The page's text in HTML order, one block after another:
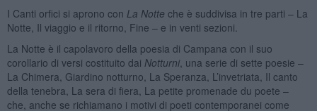
I Canti orfici si aprono con La Notte che è suddivisa in tre parti – La
Notte, Il viaggio e il ritorno, Fine – e in venti sezioni.
La Notte è il capolavoro della poesia di Campana con il suo
corollario di versi costituito dai Notturni, una serie di sette poesie –
La Chimera, Giardino notturno, La Speranza, L’invetriata, Il canto
della tenebra, La sera di fiera, La petite promenade du poete –
che, anche se richiamano i motivi di poeti contemporanei come